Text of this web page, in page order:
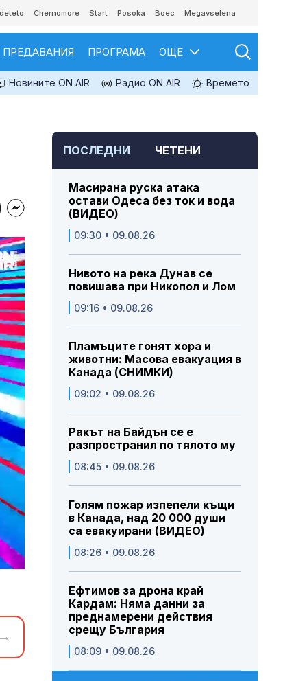
Chernomore Start Posoka Boec Megavselena
ПРЕДАВАНИЯ ПРОГРАМА ОЩЕ
Новините ON AIR Радио ON AIR Времето
→
ПОСЛЕДНИ ЧЕТЕНИ
Масирана руска атака
остави Одеса без ток и вода
(ВИДЕО)
09:30 • 09.08.26
Нивото на река Дунав се
повишава при Никопол и Лом
09:16 • 09.08.26
Пламъците гонят хора и
животни: Масова евакуация в
Канада (СНИМКИ)
09:02 • 09.08.26
Ракът на Байдън се е
разпространил по тялото му
08:45 • 09.08.26
Голям пожар изпепели къщи
в Канада, над 20 000 души
са евакуирани (ВИДЕО)
08:26 • 09.08.26
Ефтимов за дрона край
Кардам: Няма данни за
преднамерени действия
срещу България
08:09 • 09.08.26